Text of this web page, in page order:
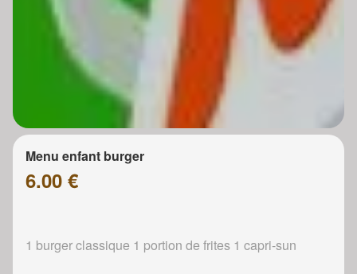
Menu enfant burger
6.00 €
1 burger classique 1 portion de frites 1 capri-sun